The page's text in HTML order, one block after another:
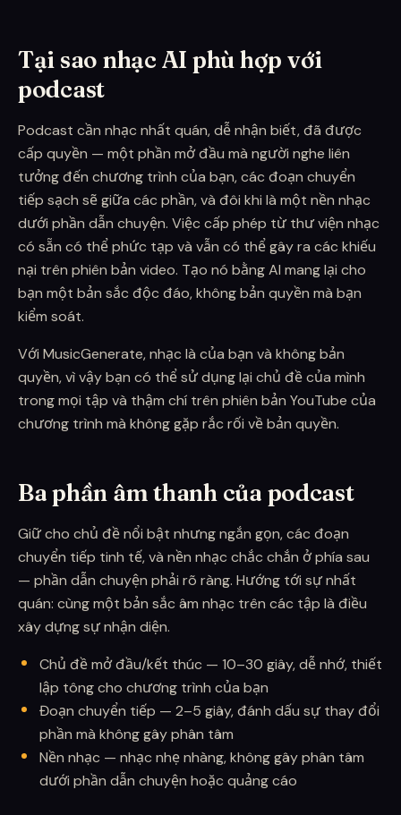
Tại sao nhạc AI phù hợp với
podcast
Podcast cần nhạc nhất quán, dễ nhận biết, đã được
cấp quyền — một phần mở đầu mà người nghe liên
tưởng đến chương trình của bạn, các đoạn chuyển
tiếp sạch sẽ giữa các phần, và đôi khi là một nền nhạc
dưới phần dẫn chuyện. Việc cấp phép từ thư viện nhạc
có sẵn có thể phức tạp và vẫn có thể gây ra các khiếu
nại trên phiên bản video. Tạo nó bằng AI mang lại cho
bạn một bản sắc độc đáo, không bản quyền mà bạn
kiểm soát.
Với MusicGenerate, nhạc là của bạn và không bản
quyền, vì vậy bạn có thể sử dụng lại chủ đề của mình
trong mọi tập và thậm chí trên phiên bản YouTube của
chương trình mà không gặp rắc rối về bản quyền.
Ba phần âm thanh của podcast
Giữ cho chủ đề nổi bật nhưng ngắn gọn, các đoạn
chuyển tiếp tinh tế, và nền nhạc chắc chắn ở phía sau
— phần dẫn chuyện phải rõ ràng. Hướng tới sự nhất
quán: cùng một bản sắc âm nhạc trên các tập là điều
xây dựng sự nhận diện.
Chủ đề mở đầu/kết thúc — 10–30 giây, dễ nhớ, thiết
lập tông cho chương trình của bạn
Đoạn chuyển tiếp — 2–5 giây, đánh dấu sự thay đổi
phần mà không gây phân tâm
Nền nhạc — nhạc nhẹ nhàng, không gây phân tâm
dưới phần dẫn chuyện hoặc quảng cáo